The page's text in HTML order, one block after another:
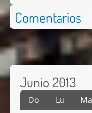
Comentarios
Junio 2013
Do Lu Ma